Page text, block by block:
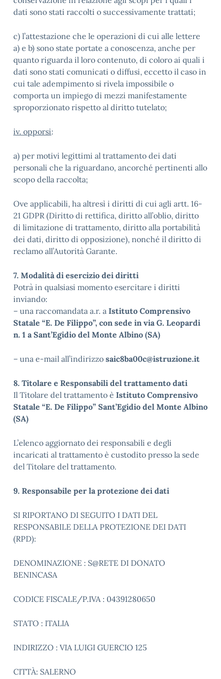
dati sono stati raccolti o successivamente trattati;
c) l’attestazione che le operazioni di cui alle lettere
a) e b) sono state portate a conoscenza, anche per
quanto riguarda il loro contenuto, di coloro ai quali i
dati sono stati comunicati o diffusi, eccetto il caso in
cui tale adempimento si rivela impossibile o
comporta un impiego di mezzi manifestamente
sproporzionato rispetto al diritto tutelato;
iv. opporsi:
a) per motivi legittimi al trattamento dei dati
personali che la riguardano, ancorché pertinenti allo
scopo della raccolta;
Ove applicabili, ha altresì i diritti di cui agli artt. 16-
21 GDPR (Diritto di rettifica, diritto all’oblio, diritto
di limitazione di trattamento, diritto alla portabilità
dei dati, diritto di opposizione), nonché il diritto di
reclamo all’Autorità Garante.
7. Modalità di esercizio dei diritti
Potrà in qualsiasi momento esercitare i diritti
inviando:
– una raccomandata a.r. a Istituto Comprensivo
Statale “E. De Filippo”, con sede in via G. Leopardi
n. 1 a Sant’Egidio del Monte Albino (SA)
– una e-mail all’indirizzo saic8ba00c@istruzione.it
8. Titolare e Responsabili del trattamento dati
Il Titolare del trattamento è Istituto Comprensivo
Statale “E. De Filippo” Sant’Egidio del Monte Albino
(SA)
L’elenco aggiornato dei responsabili e degli
incaricati al trattamento è custodito presso la sede
del Titolare del trattamento.
9. Responsabile per la protezione dei dati
SI RIPORTANO DI SEGUITO I DATI DEL
RESPONSABILE DELLA PROTEZIONE DEI DATI
(RPD):
DENOMINAZIONE : S@RETE DI DONATO
BENINCASA
CODICE FISCALE/P.IVA : 04391280650
STATO : ITALIA
INDIRIZZO : VIA LUIGI GUERCIO 125
CITTÀ: SALERNO